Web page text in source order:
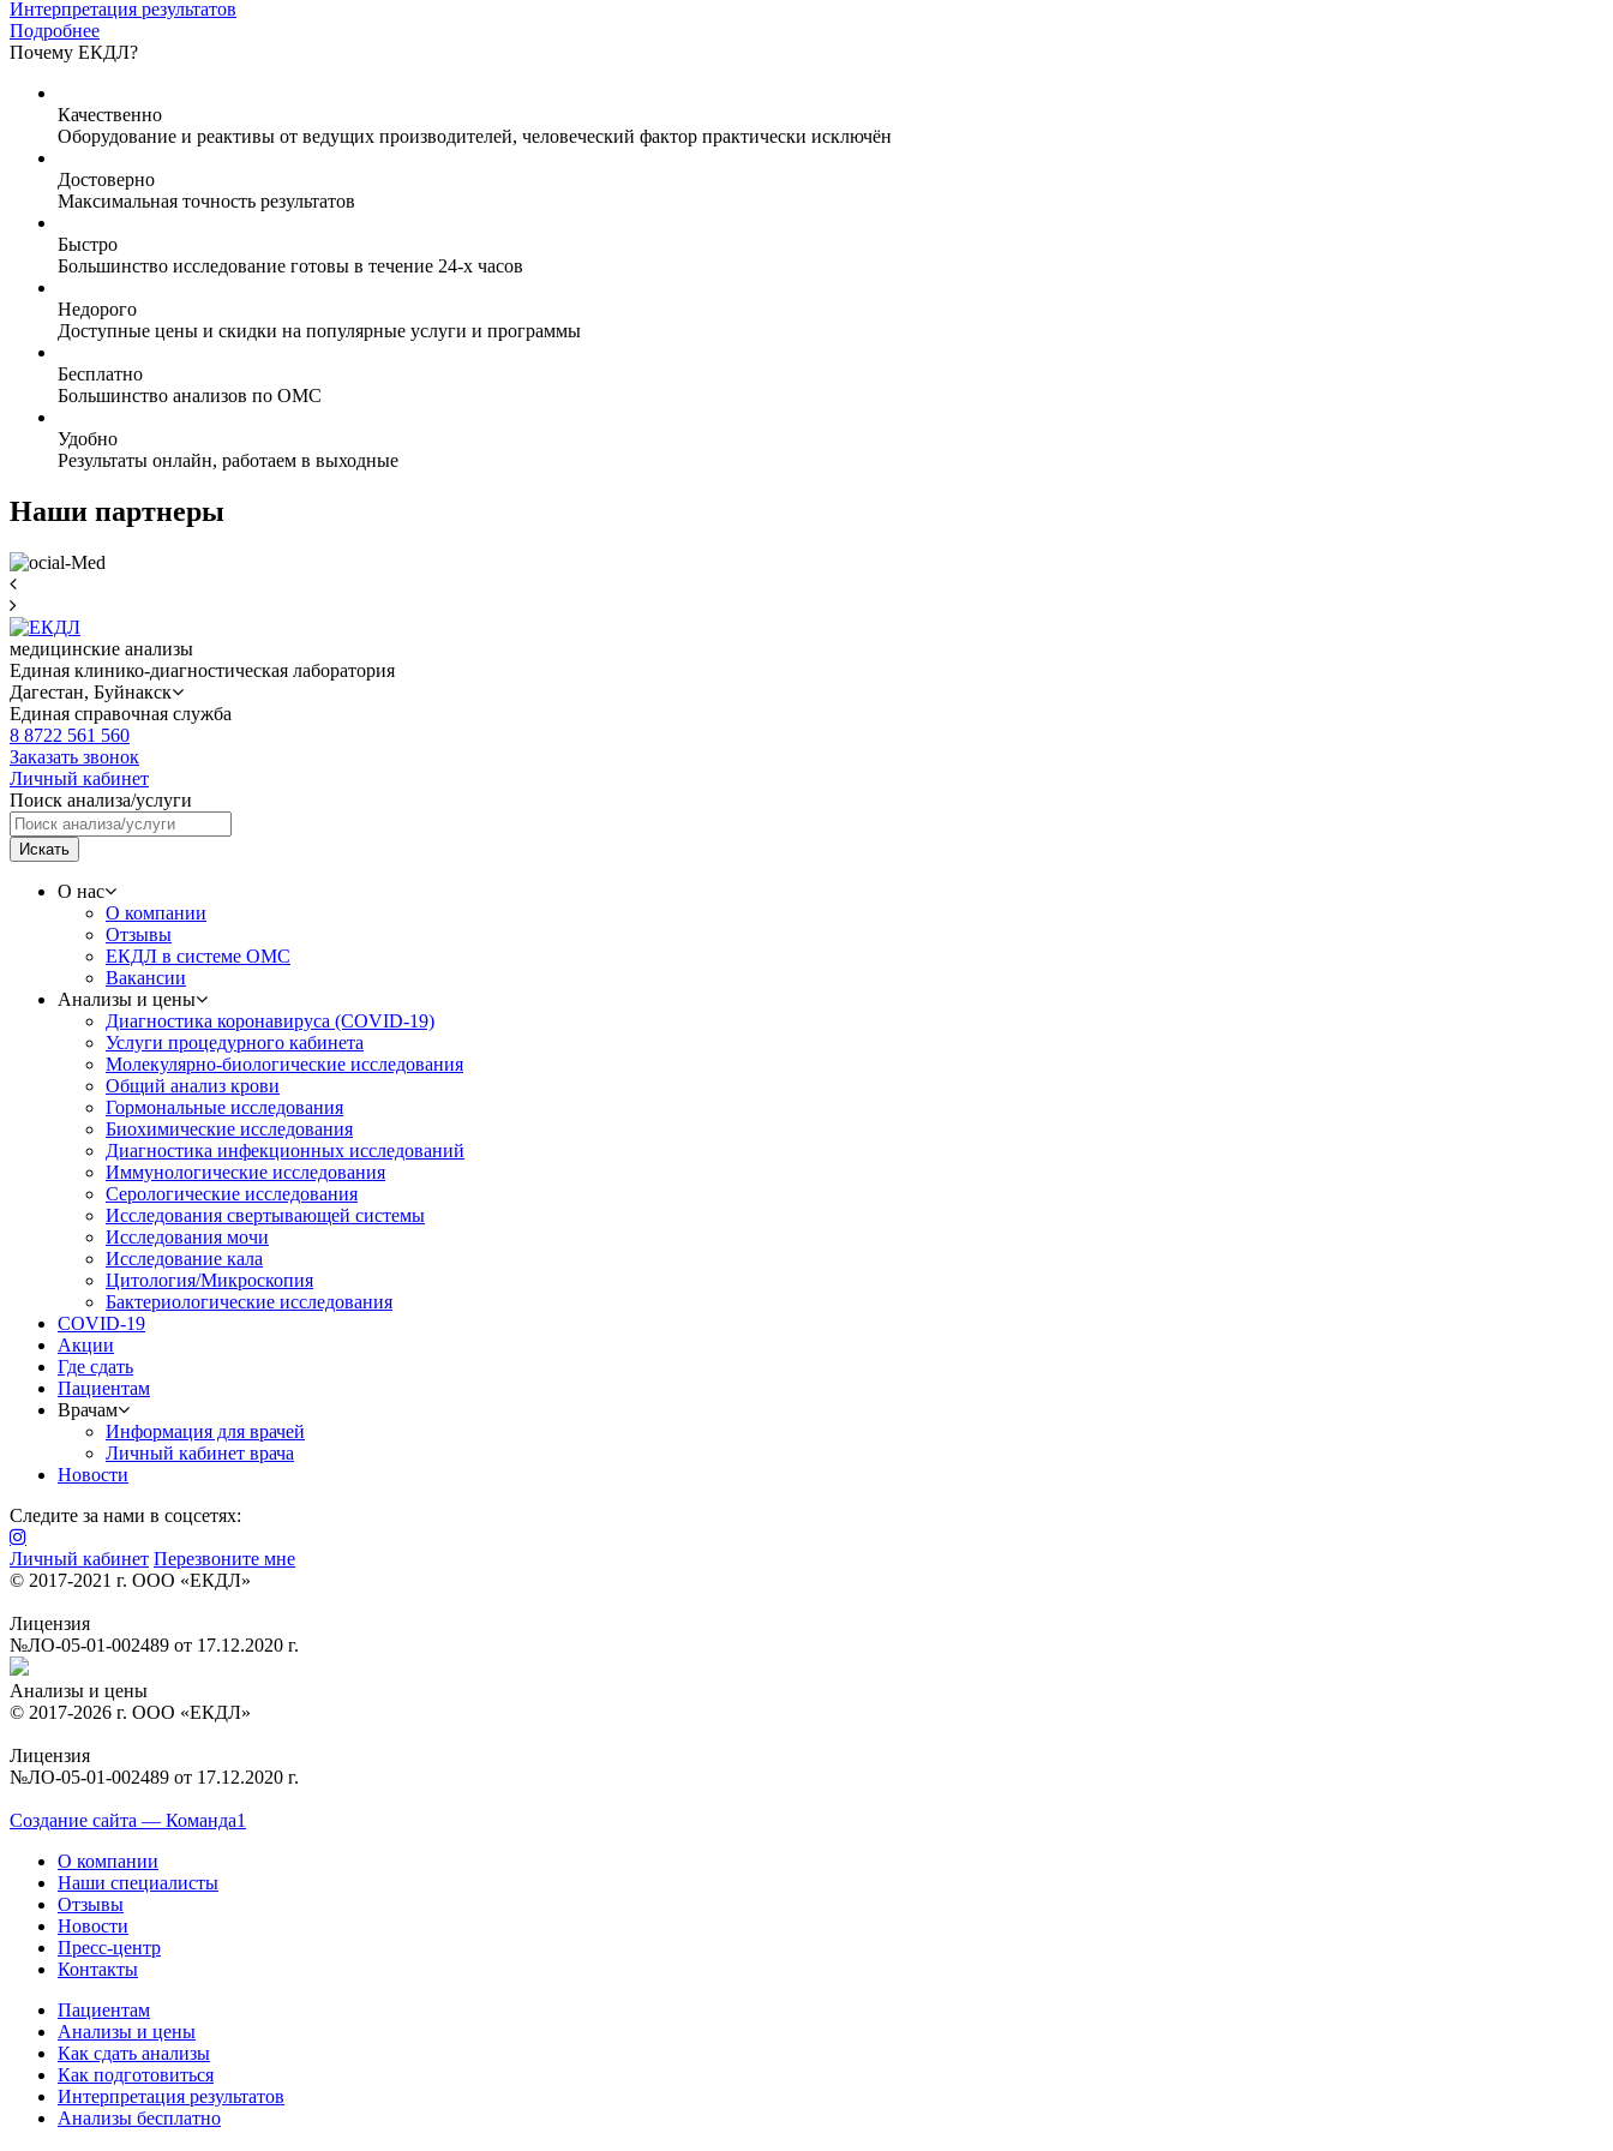
Интерпретация результатов
Подробнее
Почему ЕКДЛ?
Качественно
Оборудование и реактивы от ведущих производителей, человеческий фактор практически исключён
Достоверно
Максимальная точность результатов
Быстро
Большинство исследование готовы в течение 24-х часов
Недорого
Доступные цены и скидки на популярные услуги и программы
Бесплатно
Большинство анализов по ОМС
Удобно
Результаты онлайн, работаем в выходные
Наши партнеры
медицинские анализы
Единая клинико-диагностическая лаборатория
Дагестан, Буйнакск
Единая справочная служба
8 8722 561 560
Заказать звонок
Личный кабинет
Поиск анализа/услуги
Искать
О нас
О компании
Отзывы
ЕКДЛ в системе ОМС
Вакансии
Анализы и цены
Диагностика коронавируса (COVID-19)
Услуги процедурного кабинета
Молекулярно-биологические исследования
Общий анализ крови
Гормональные исследования
Биохимические исследования
Диагностика инфекционных исследований
Иммунологические исследования
Серологические исследования
Исследования свертывающей системы
Исследования мочи
Исследование кала
Цитология/Микроскопия
Бактериологические исследования
COVID-19
Акции
Где сдать
Пациентам
Врачам
Информация для врачей
Личный кабинет врача
Новости
Следите за нами в соцсетях:
Личный кабинет Перезвоните мне
© 2017-2021 г. ООО «ЕКДЛ»
Лицензия
№ЛО-05-01-002489 от 17.12.2020 г.
Анализы и цены
© 2017-2026 г. ООО «ЕКДЛ»
Лицензия
№ЛО-05-01-002489 от 17.12.2020 г.
Создание сайта — Команда1
О компании
Наши специалисты
Отзывы
Новости
Пресс-центр
Контакты
Пациентам
Анализы и цены
Как сдать анализы
Как подготовиться
Интерпретация результатов
Анализы бесплатно